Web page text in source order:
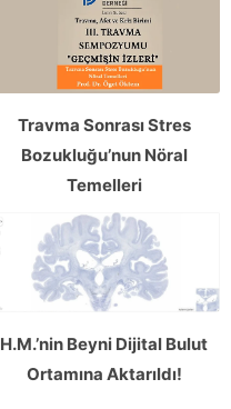
Travma Sonrası Stres
Bozukluğu’nun Nöral
Temelleri
H.M.’nin Beyni Dijital Bulut
Ortamına Aktarıldı!